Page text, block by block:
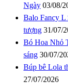
Ngày 03/08/
Balo Fancy L
tượng 31/07/
Bó Hoa Nhỏ
sáng 30/07/
Búp bê Lola
27/07/2026